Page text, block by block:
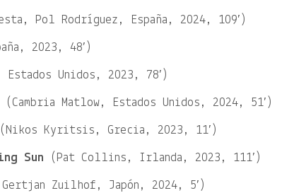
Pol Rodríguez, España, 2024, 109′)
2023, 48′)
Unidos, 2023, 78′)
(Cambria Matlow, Estados Unidos, 2024, 51′)
(Nikos Kyritsis, Grecia, 2023, 11′)
Sun (Pat Collins, Irlanda, 2023, 111′)
Zuilhof, Japón, 2024, 5′)